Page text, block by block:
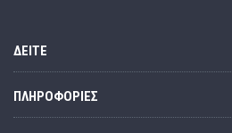
ΔΕΊΤΕ
ΠΛΗΡΟΦΟΡΊΕΣ